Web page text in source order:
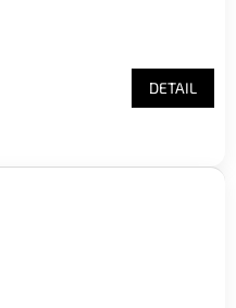
DETAIL